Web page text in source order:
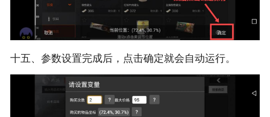
十五、参数设置完成后，点击确定就会自动运行。